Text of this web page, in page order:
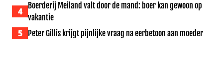
4
Boerderij Meiland valt door de mand: boer kan gewoon op
vakantie
5 Peter Gillis krijgt pijnlijke vraag na eerbetoon aan moeder